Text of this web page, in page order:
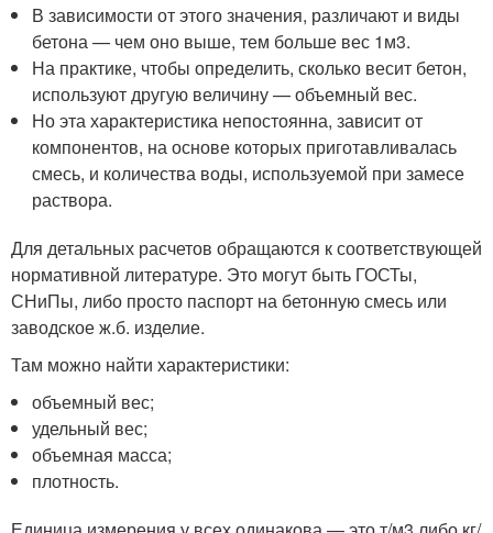
В зависимости от этого значения, различают и виды
бетона — чем оно выше, тем больше вес 1м3.
На практике, чтобы определить, сколько весит бетон,
используют другую величину — объемный вес.
Но эта характеристика непостоянна, зависит от
компонентов, на основе которых приготавливалась
смесь, и количества воды, используемой при замесе
раствора.
Для детальных расчетов обращаются к соответствующей
нормативной литературе. Это могут быть ГОСТы,
СНиПы, либо просто паспорт на бетонную смесь или
заводское ж.б. изделие.
Там можно найти характеристики:
объемный вес;
удельный вес;
объемная масса;
плотность.